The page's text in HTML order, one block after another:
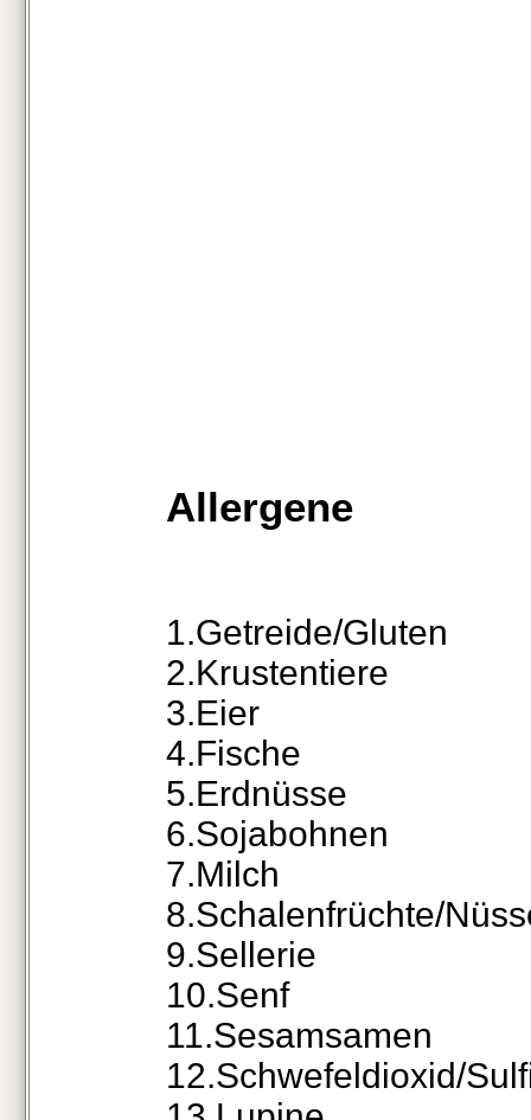
Allergene
1.Getreide/Gluten
2.Krustentiere
3.Eier
4.Fische
5.Erdnüsse
6.Sojabohnen
7.Milch
8.Schalenfrüchte/
9.Sellerie
10.Senf
11.Sesamsamen
12.Schwefeldioxid/